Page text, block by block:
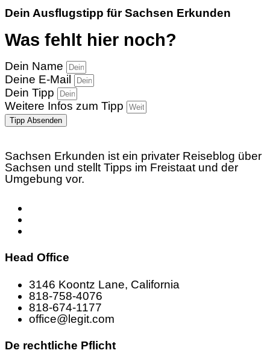
Dein Ausflugstipp für Sachsen Erkunden
Was fehlt hier noch?
Dein Name
Deine E-Mail
Dein Tipp
Weitere Infos zum Tipp
Tipp Absenden
Sachsen Erkunden ist ein privater Reiseblog über
Sachsen und stellt Tipps im Freistaat und der
Umgebung vor.
Head Office
3146 Koontz Lane, California
818-758-4076
818-674-1177
office@legit.com
De rechtliche Pflicht